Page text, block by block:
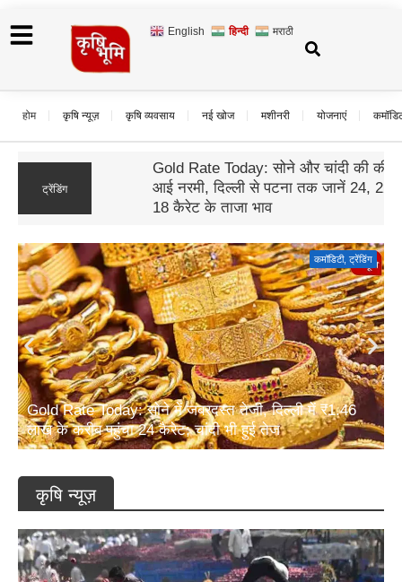
English हिन्दी मराठी
होम कृषि न्यूज़ कृषि व्यवसाय नई खोज मशीनरी योजनाएं
ट्रेंडिंग
Gold Rate Today: सोने और चांदी की कीमतों में
आई नरमी, दिल्ली से पटना तक जानें 24, 22 और
18 कैरेट के ताजा भाव
उत्तर प्रदेश, योजनाएं
यूपी अनुपूरक बजट 2026: ग्रामीण विकास के लिए 17,942
करोड़ रुपये का प्रावधान; आजीविका और कृषि पर सबसे बड़ा जोर
कृषि न्यूज़